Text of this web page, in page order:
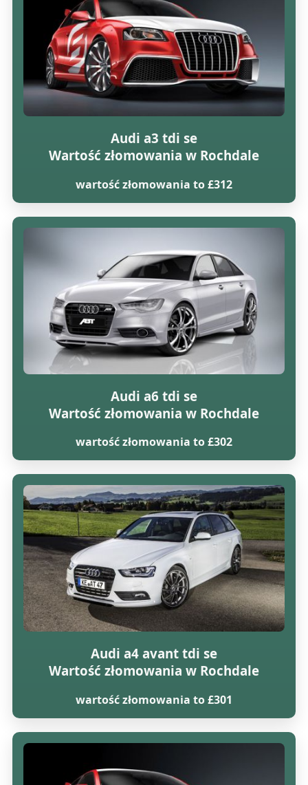
Audi a3 tdi se
Wartość złomowania w Rochdale
wartość złomowania to £312
Audi a6 tdi se
Wartość złomowania w Rochdale
wartość złomowania to £302
Audi a4 avant tdi se
Wartość złomowania w Rochdale
wartość złomowania to £301